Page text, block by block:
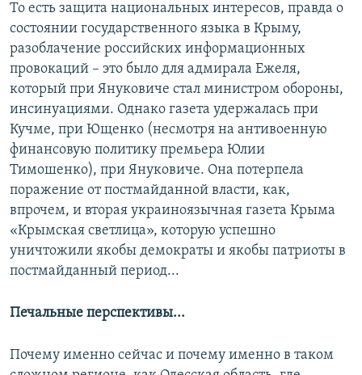
То есть защита национальных интересов, правда о
состоянии государственного языка в Крыму,
разоблачение российских информационных
провокаций – это было для адмирала Ежеля,
который при Януковиче стал министром обороны,
инсинуациями. Однако газета удержалась при
Кучме, при Ющенко (несмотря на антивоенную
финансовую политику премьера Юлии
Тимошенко), при Януковиче. Она потерпела
поражение от постмайданной власти, как,
впрочем, и вторая украиноязычная газета Крыма
«Крымская светлица», которую успешно
уничтожили якобы демократы и якобы патриоты в
постмайданный период...
Печальные перспективы...
Почему именно сейчас и почему именно в таком